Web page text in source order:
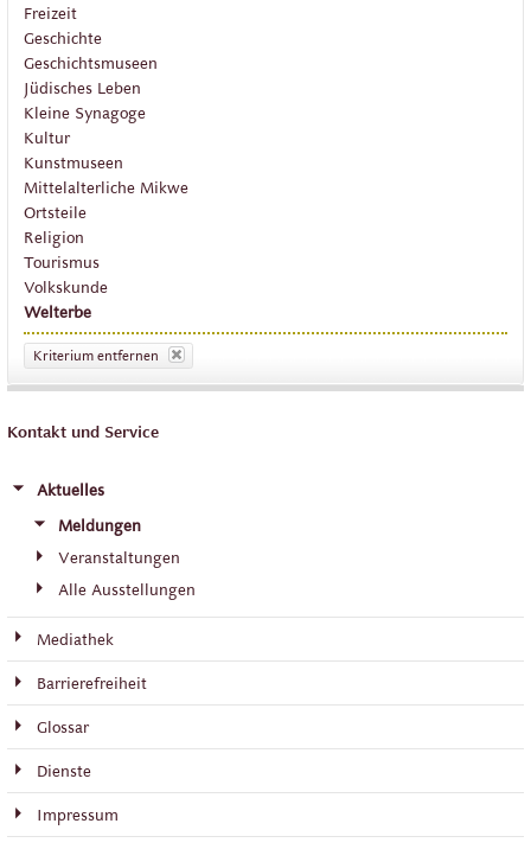
Freizeit
Geschichte
Geschichtsmuseen
Jüdisches Leben
Kleine Synagoge
Kultur
Kunstmuseen
Mittelalterliche Mikwe
Ortsteile
Religion
Tourismus
Volkskunde
Welterbe
Kriterium entfernen
Kontakt und Service
Aktuelles
Meldungen
Veranstaltungen
Alle Ausstellungen
Mediathek
Barrierefreiheit
Glossar
Dienste
Impressum